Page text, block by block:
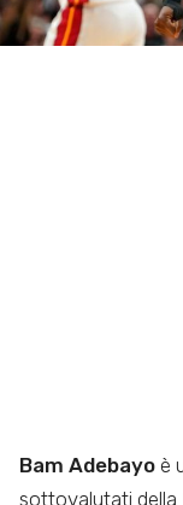
Bam Adebayo è
sottovalutati della